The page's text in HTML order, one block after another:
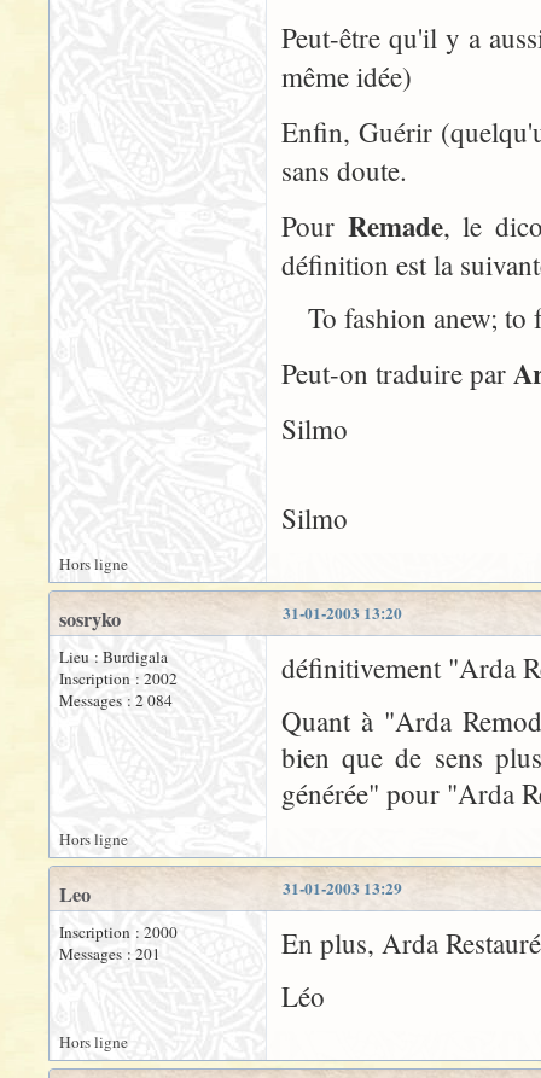
Peut-être qu'il y a
même idée)
Enfin, Guérir
sans doute.
Pour Remade, le
définition est la
To fashion anew; to
Peut-on traduire par
Silmo
Silmo
Hors ligne
31-01-2003 13:20
sosryko
Lieu : Burdigala
Inscription : 2002
Messages : 2 084
définitivement "Arda
Quant à "Arda
bien que de sens
générée" pour "Arda
Hors ligne
31-01-2003 13:29
Leo
Inscription : 2000
Messages : 201
En plus, Arda
Léo
Hors ligne